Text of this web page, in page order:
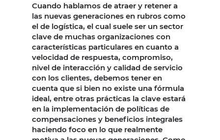
Cuando hablamos de atraer y retener a
las nuevas generaciones en rubros como
el de logística, el cual suele ser un sector
clave de muchas organizaciones con
características particulares en cuanto a
velocidad de respuesta, compromiso,
nivel de interacción y calidad de servicio
con los clientes, debemos tener en
cuenta que si bien no existe una fórmula
ideal, entre otras prácticas la clave estará
en la implementación de políticas de
compensaciones y beneficios integrales
haciendo foco en lo que realmente